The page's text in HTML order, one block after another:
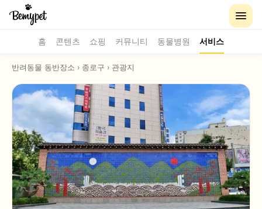
홈 콘텐츠 쇼핑 커뮤니티 동물병원 서비스
반려동물 동반장소 › 종로구 › 관광지